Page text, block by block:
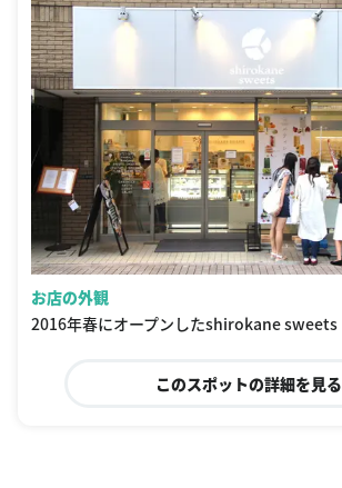
お店の外観
2016年春にオープンしたshirokane sweets
このスポットの詳細を見る